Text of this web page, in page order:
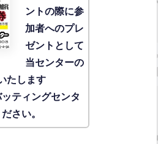
ントの際に参
加者へのプレ
ゼントとして
当センターの
たします
ティングセンタ
さい。